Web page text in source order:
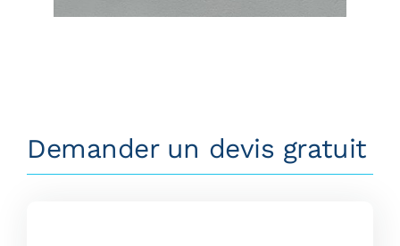
Demander un devis gratuit